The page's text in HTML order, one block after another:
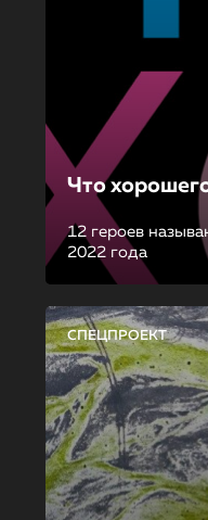
Что
12 героев
2022 года
СПЕЦПРОЕКТ